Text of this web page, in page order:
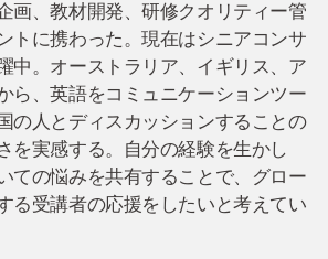
画、教材開発、研修クオリティー管
トに携わった。現在はシニアコンサ
中。オーストラリア、イギリス、ア
ら、英語をコミュニケーションツー
の人とディスカッションすることの
を実感する。自分の経験を生かし
ての悩みを共有することで、グロー
る受講者の応援をしたいと考えてい